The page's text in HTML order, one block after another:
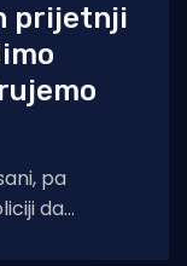
prijetnji
pa
da